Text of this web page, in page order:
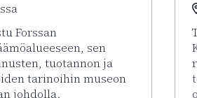
Forssan
sen
tuotannon ja
tarinoihin museon
johdolla.